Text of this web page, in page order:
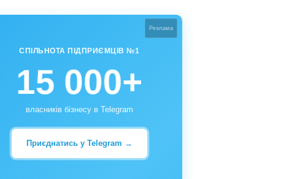
Реклама
СПІЛЬНОТА ПІДПРИЄМЦІВ №1
15 000+
власників бізнесу в Telegram
Приєднатись у Telegram →